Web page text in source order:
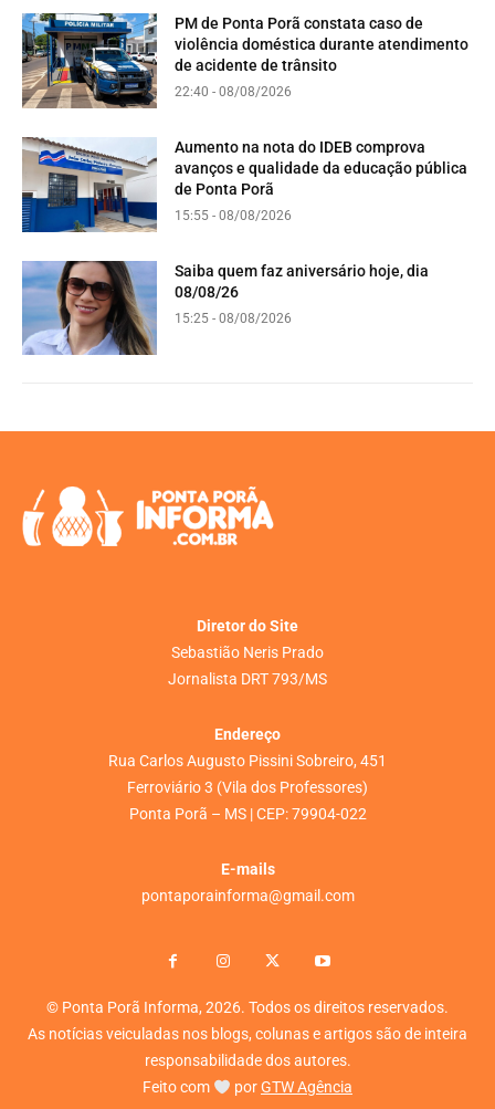
PM de Ponta Porã constata caso de
violência doméstica durante atendimento
de acidente de trânsito
22:40 - 08/08/2026
Aumento na nota do IDEB comprova
avanços e qualidade da educação pública
de Ponta Porã
15:55 - 08/08/2026
Saiba quem faz aniversário hoje, dia
08/08/26
15:25 - 08/08/2026
Diretor do Site
Sebastião Neris Prado
Jornalista DRT 793/MS
Endereço
Rua Carlos Augusto Pissini Sobreiro, 451
Ferroviário 3 (Vila dos Professores)
Ponta Porã – MS | CEP: 79904-022
E-mails
pontaporainforma@gmail.com
© Ponta Porã Informa, 2026. Todos os direitos reservados.
As notícias veiculadas nos blogs, colunas e artigos são de inteira
responsabilidade dos autores.
Feito com
porGTW Agência